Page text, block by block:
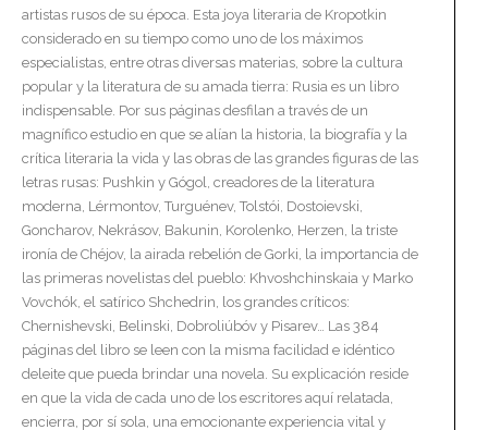
artistas rusos de su época. Esta joya literaria de Kropotkin
considerado en su tiempo como uno de los máximos
especialistas, entre otras diversas materias, sobre la cultura
popular y la literatura de su amada tierra: Rusia es un libro
indispensable. Por sus páginas desfilan a través de un
magnífico estudio en que se alían la historia, la biografía y la
crítica literaria la vida y las obras de las grandes figuras de las
letras rusas: Pushkin y Gógol, creadores de la literatura
moderna, Lérmontov, Turguénev, Tolstói, Dostoievski,
Goncharov, Nekrásov, Bakunin, Korolenko, Herzen, la triste
ironía de Chéjov, la airada rebelión de Gorki, la importancia de
las primeras novelistas del pueblo: Khvoshchinskaia y Marko
Vovchók, el satírico Shchedrin, los grandes críticos:
Chernishevski, Belinski, Dobroliúbóv y Pisarev… Las 384
páginas del libro se leen con la misma facilidad e idéntico
deleite que pueda brindar una novela. Su explicación reside
en que la vida de cada uno de los escritores aquí relatada,
encierra, por sí sola, una emocionante experiencia vital y